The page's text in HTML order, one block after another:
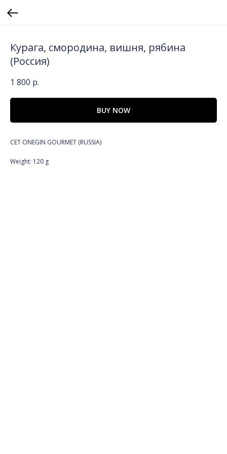
Курага, смородина, вишня, рябина
(Россия)
1 800 р.
BUY NOW
СЕТ ONEGIN GOURMET (RUSSIA)
Weight: 120 g